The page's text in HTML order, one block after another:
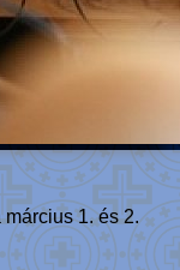
1. és 2.